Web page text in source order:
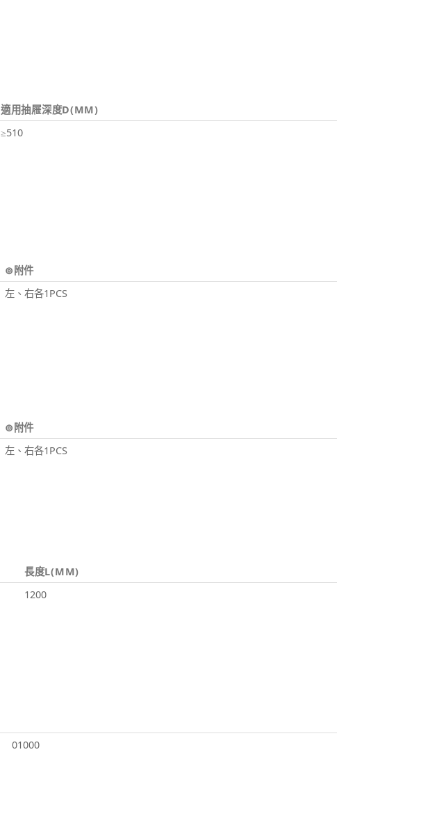
適用抽屜深度D(MM)
≥510
⊚附件
左、右各1PCS
⊚附件
左、右各1PCS
長度L(MM)
1200
01000